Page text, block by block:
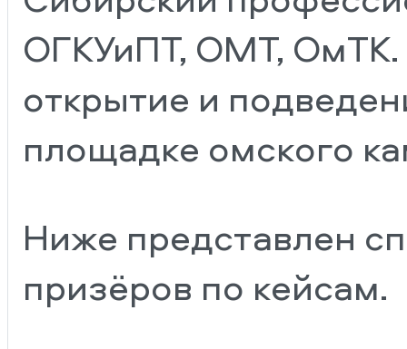
ОГКУиПТ, ОМТ, ОмТК.
открытие и
площадке омского
Ниже представлен
призёров по кейсам.